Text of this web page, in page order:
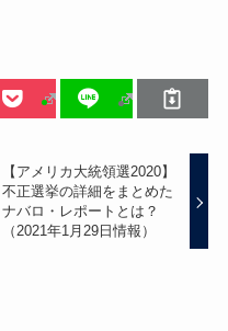
【アメリカ大統領選2020】
不正選挙の詳細をまとめた
ナバロ・レポートとは？
（2021年1月29日情報）